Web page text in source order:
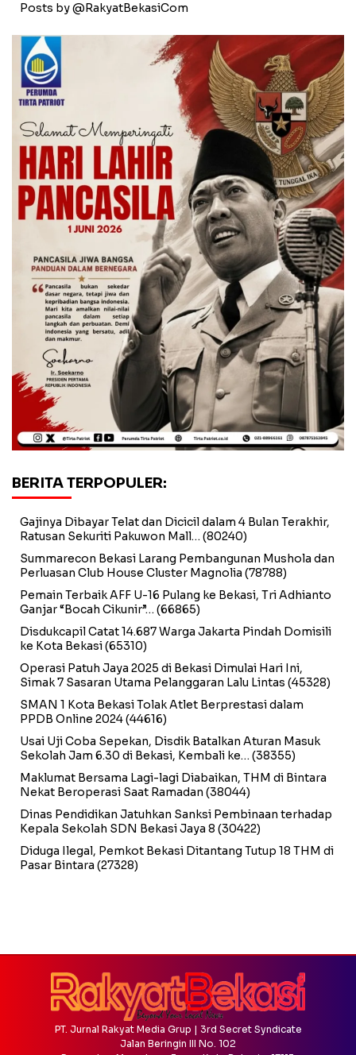
Posts by @RakyatBekasiCom
BERITA TERPOPULER:
Gajinya Dibayar Telat dan Dicicil dalam 4 Bulan Terakhir,
Ratusan Sekuriti Pakuwon Mall… (80240)
Summarecon Bekasi Larang Pembangunan Mushola dan
Perluasan Club House Cluster Magnolia (78788)
Pemain Terbaik AFF U-16 Pulang ke Bekasi, Tri Adhianto
Ganjar “Bocah Cikunir”… (66865)
Disdukcapil Catat 14.687 Warga Jakarta Pindah Domisili
ke Kota Bekasi(65310)
Operasi Patuh Jaya 2025 di Bekasi Dimulai Hari Ini,
Simak 7 Sasaran Utama Pelanggaran Lalu Lintas (45328)
SMAN 1 Kota Bekasi Tolak Atlet Berprestasi dalam
PPDB Online 2024(44616)
Usai Uji Coba Sepekan, Disdik Batalkan Aturan Masuk
Sekolah Jam 6.30 di Bekasi, Kembali ke… (38355)
Maklumat Bersama Lagi-lagi Diabaikan, THM di Bintara
Nekat Beroperasi Saat Ramadan (38044)
Dinas Pendidikan Jatuhkan Sanksi Pembinaan terhadap
Kepala Sekolah SDN Bekasi Jaya 8 (30422)
Diduga Ilegal, Pemkot Bekasi Ditantang Tutup 18 THM di
Pasar Bintara (27328)
PT. Jurnal Rakyat Media Grup | 3rd Secret Syndicate
Jalan Beringin III No. 102